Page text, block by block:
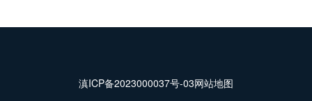
滇ICP备2023000037号-03网站地图